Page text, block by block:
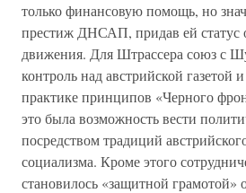
только финансовую помощь, но
престиж ДНСАП, придав ей статус
движения. Для Штрассера союз с
контроль над австрийской газетой
практике принципов «Черного
это была возможность вести
посредством традиций
социализма. Кроме этого
становилось «защитной грамотой»